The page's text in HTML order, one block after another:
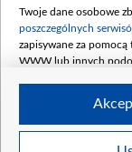
Twoje dane osobowe
poszczególnych
zapisywane za
WWW lub innych
Twoje dane osobowe